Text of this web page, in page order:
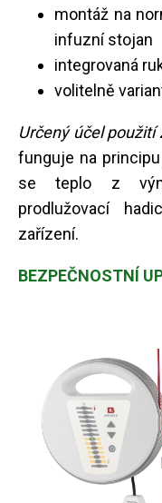
montáž na
infuzní stojan
integrovaná
volitelně
Určený účel použití
funguje na
se teplo z
prodlužovací
zařízení.
BEZPEČNOSTNÍ